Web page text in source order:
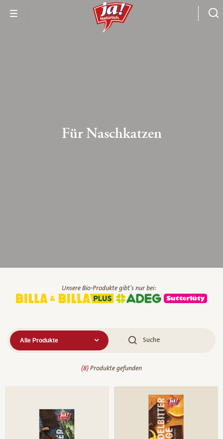
Für Naschkatzen
Unsere Bio-Produkte gibt's nur bei:
(8) Produkte gefunden